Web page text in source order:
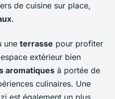
de cuisine sur place,
.
une terrasse pour profiter
extérieur bien
aromatiques à portée de
culinaires. Une